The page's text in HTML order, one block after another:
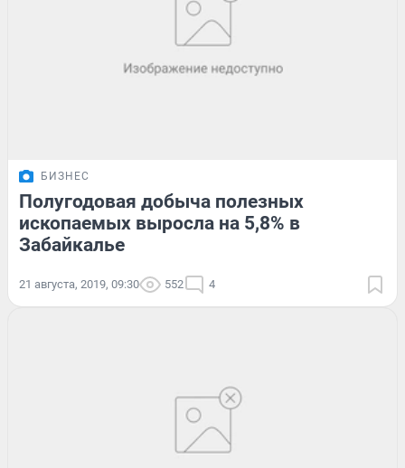
БИЗНЕС
Полугодовая добыча полезных
ископаемых выросла на 5,8% в
Забайкалье
21 августа, 2019, 09:30 552 4